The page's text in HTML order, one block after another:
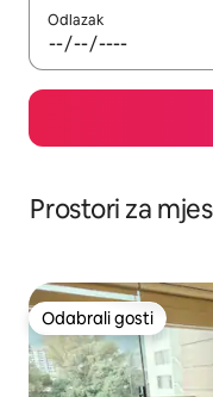
Odlazak
Prostori za
Odabrali gosti
Odabrali gosti